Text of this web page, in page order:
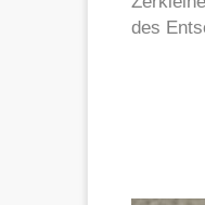
des